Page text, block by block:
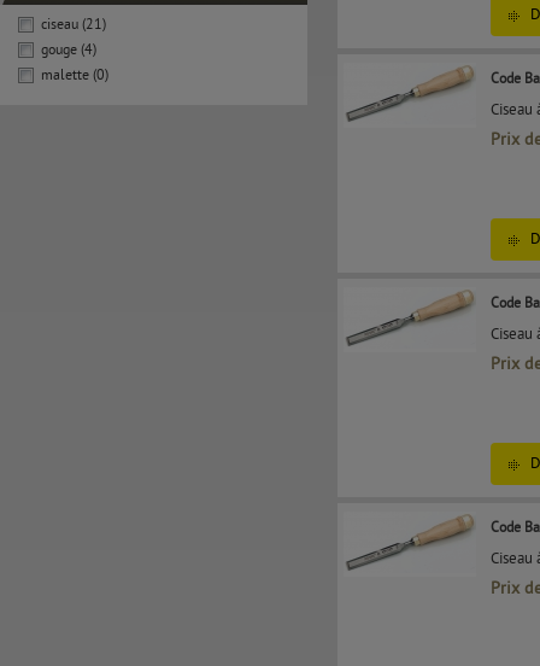
ciseau (21)
gouge (4)
malette (0)
Code
Ciseau
Prix
Code
Ciseau
Prix
Code
Ciseau
Prix